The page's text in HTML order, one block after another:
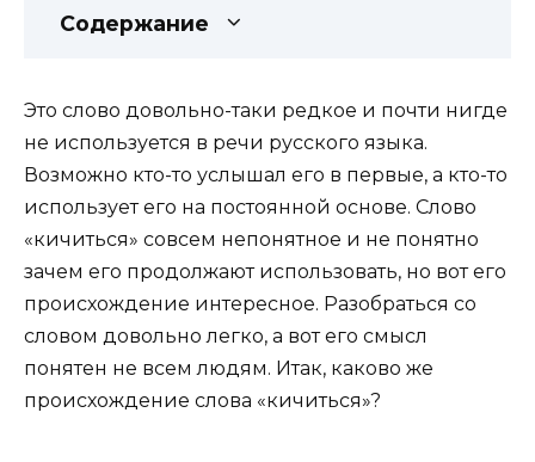
Содержание
Это слово довольно-таки редкое и почти нигде
не используется в речи русского языка.
Возможно кто-то услышал его в первые, а кто-то
использует его на постоянной основе. Слово
«кичиться» совсем непонятное и не понятно
зачем его продолжают использовать, но вот его
происхождение интересное. Разобраться со
словом довольно легко, а вот его смысл
понятен не всем людям. Итак, каково же
происхождение слова «кичиться»?